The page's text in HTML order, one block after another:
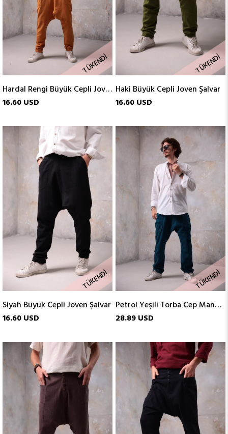
TÜKENDI
Hardal Rengi Büyük Cepli Joven Şalvar
16.60 USD
TÜKENDI
Haki Büyük Cepli Joven Şalvar
16.60 USD
TÜKENDI
Siyah Büyük Cepli Joven Şalvar
16.60 USD
TÜKENDI
Petrol Yeşili Torba Cep Manhattan Şalvar
28.89 USD